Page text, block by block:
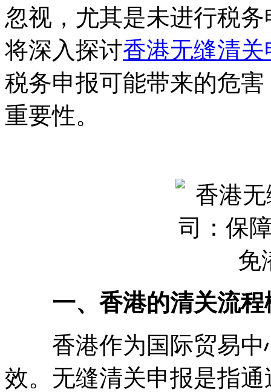
忽视，尤其是未进行税
将深入探讨香港无缝清
税务申报可能带来的危
重要性。
一、香港的清关流程
香港作为国际贸易中
效。无缝清关申报是指